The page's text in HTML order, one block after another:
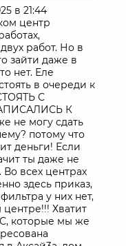
в 21:44
центр
работ. Но в
зайти даже в
нет. Еле
в очереди к
С
К
не могу сдать
потому что
деньги! Если
ты даже не
всех центрах
здесь приказ,
у них нет,
Хватит
которые мы же